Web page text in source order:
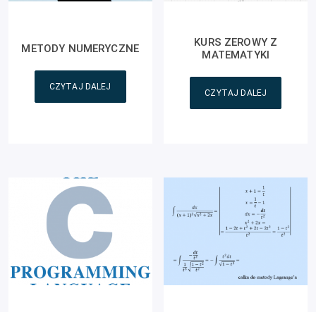
METODY NUMERYCZNE
CZYTAJ DALEJ
KURS ZEROWY Z
MATEMATYKI
CZYTAJ DALEJ